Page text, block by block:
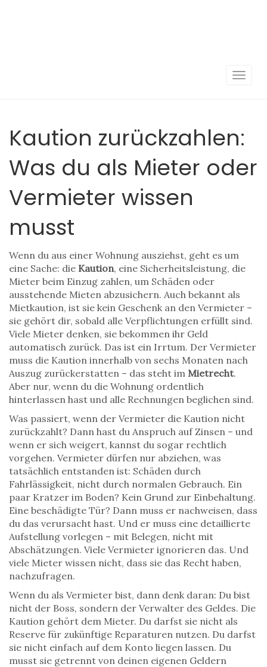
Kaution zurückzahlen:
Was du als Mieter oder
Vermieter wissen
musst
Wenn du aus einer Wohnung ausziehst, geht es um
eine Sache: die Kaution, eine Sicherheitsleistung, die
Mieter beim Einzug zahlen, um Schäden oder
ausstehende Mieten abzusichern. Auch bekannt als
Mietkaution, ist sie kein Geschenk an den Vermieter –
sie gehört dir, sobald alle Verpflichtungen erfüllt sind.
Viele Mieter denken, sie bekommen ihr Geld
automatisch zurück. Das ist ein Irrtum. Der Vermieter
muss die Kaution innerhalb von sechs Monaten nach
Auszug zurückerstatten – das steht im Mietrecht.
Aber nur, wenn du die Wohnung ordentlich
hinterlassen hast und alle Rechnungen beglichen sind.
Was passiert, wenn der Vermieter die Kaution nicht
zurückzahlt? Dann hast du Anspruch auf Zinsen – und
wenn er sich weigert, kannst du sogar rechtlich
vorgehen. Vermieter dürfen nur abziehen, was
tatsächlich entstanden ist: Schäden durch
Fahrlässigkeit, nicht durch normalen Gebrauch. Ein
paar Kratzer im Boden? Kein Grund zur Einbehaltung.
Eine beschädigte Tür? Dann muss er nachweisen, dass
du das verursacht hast. Und er muss eine detaillierte
Aufstellung vorlegen – mit Belegen, nicht mit
Abschätzungen. Viele Vermieter ignorieren das. Und
viele Mieter wissen nicht, dass sie das Recht haben,
nachzufragen.
Wenn du als Vermieter bist, dann denk daran: Du bist
nicht der Boss, sondern der Verwalter des Geldes. Die
Kaution gehört dem Mieter. Du darfst sie nicht als
Reserve für zukünftige Reparaturen nutzen. Du darfst
sie nicht einfach auf dem Konto liegen lassen. Du
musst sie getrennt von deinen eigenen Geldern